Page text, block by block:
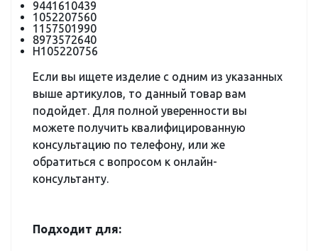
9441610439
1052207560
1157501990
8973572640
H105220756
Если вы ищете изделие с одним из указанных
выше артикулов, то данный товар вам
подойдет. Для полной уверенности вы
можете получить квалифицированную
консультацию по телефону, или же
обратиться с вопросом к онлайн-
консультанту.
Подходит для: